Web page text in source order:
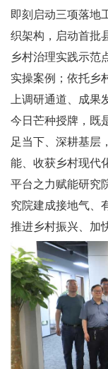
即刻启动三项落地
织架构，启动首批
乡村治理实践示范
实操案例；依托乡
上调研通道、成果
今日芒种授牌，既
足当下、深耕基层
能、收获乡村现代
平台之力赋能研究
究院建成接地气、
推进乡村振兴、加